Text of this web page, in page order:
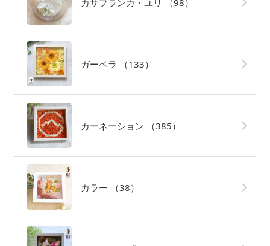
カサブランカ・ユリ （98）
ガーベラ （133）
カーネーション （385）
カラー （38）